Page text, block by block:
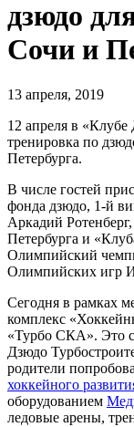
дзюдо
Сочи и
13 апреля, 2019
12 апреля в
тренировка по
Петербурга.
В числе гостей
фонда дзюдо, 1-й
Аркадий
Петербурга и
Олимпийский
Олимпийских игр
Сегодня в рамках
комплекс
«Турбо СКА». Это
Дзюдо
родители
хоккейного
оборудованием
ледовые арены,